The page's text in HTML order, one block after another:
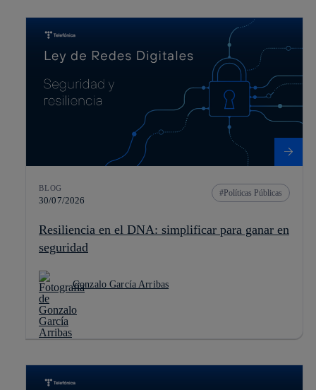
BLOG
30/07/2026
Políticas Públicas
Resiliencia en el DNA: simplificar para ganar en
seguridad
Gonzalo García Arribas